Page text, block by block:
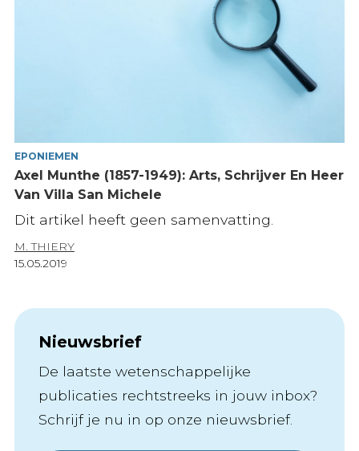
EPONIEMEN
Axel Munthe (1857-1949): Arts, Schrijver En Heer
Van Villa San Michele
Dit artikel heeft geen samenvatting.
M. THIERY
15.05.2019
Nieuwsbrief
De laatste wetenschappelijke
publicaties rechtstreeks in jouw inbox?
Schrijf je nu in op onze nieuwsbrief.